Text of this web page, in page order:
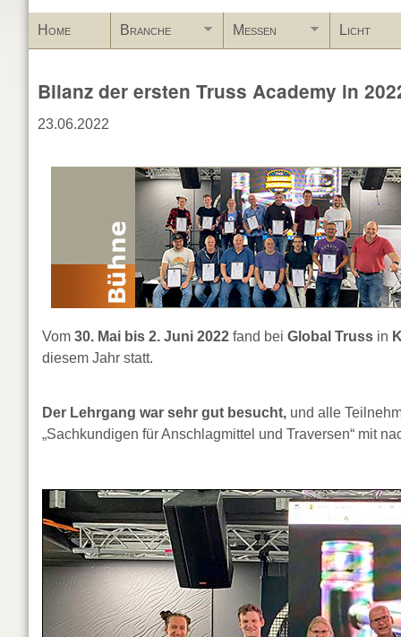
Home Branche Messen Licht
Bilanz der ersten Truss Academy in
23.06.2022
Vom 30. Mai bis 2. Juni 2022 fand bei Global Truss in
diesem Jahr statt.
Der Lehrgang war sehr gut besucht, und alle
„Sachkundigen für Anschlagmittel und Traversen“ mit